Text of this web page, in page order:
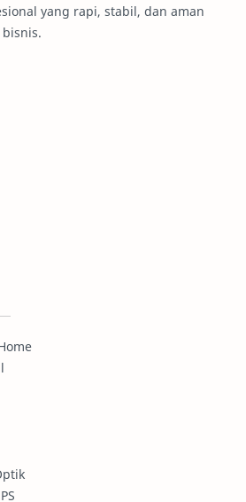
yang rapi, stabil, dan aman